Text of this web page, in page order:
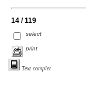
14 / 119
select
print
Text complet